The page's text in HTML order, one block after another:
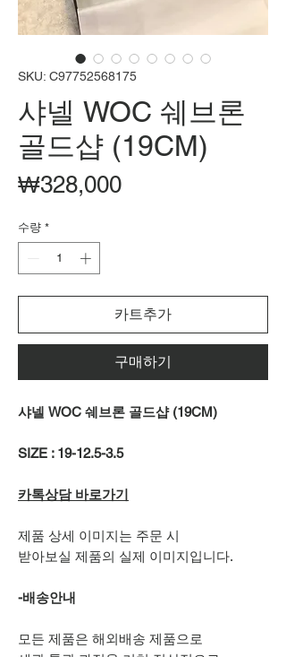
SKU: C97752568175
샤넬 WOC 쉐브론
골드샵 (19CM)
₩328,000가
수량 *
카트추가
구매하기
샤넬 WOC 쉐브론 골드샵 (19CM)
SIZE : 19-12.5-3.5
카톡상담 바로가기
제품 상세 이미지는 주문 시
받아보실 제품의 실제 이미지입니다.
-배송안내
모든 제품은 해외배송 제품으로